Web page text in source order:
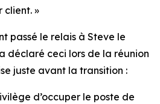
client. »
passé le relais à Steve le
déclaré ceci lors de la réunion
juste avant la transition :
d’occuper le poste de